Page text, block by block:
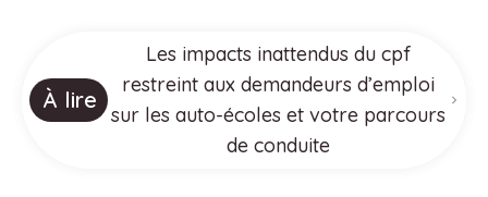
À lire
Les impacts inattendus du cpf
restreint aux demandeurs d’emploi
sur les auto-écoles et votre parcours
de conduite